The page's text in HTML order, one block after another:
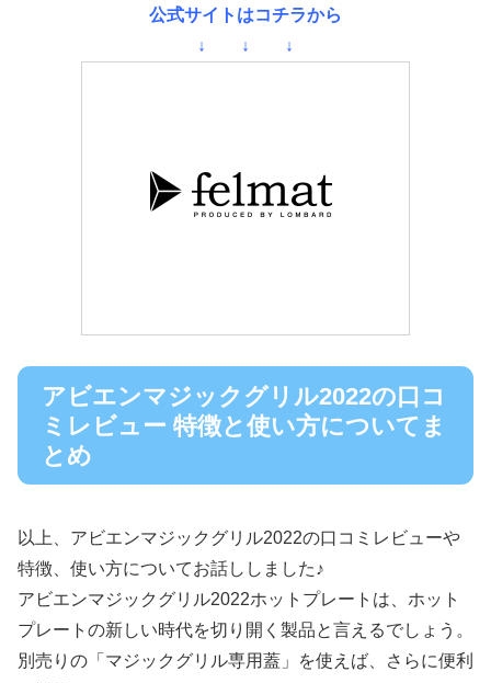
公式サイトはコチラから
↓ ↓ ↓
アビエンマジックグリル2022の口コ
ミレビュー 特徴と使い方についてま
とめ
以上、アビエンマジックグリル2022の口コミレビューや
特徴、使い方についてお話ししました♪
アビエンマジックグリル2022ホットプレートは、ホット
プレートの新しい時代を切り開く製品と言えるでしょう。
別売りの「マジックグリル専用蓋」を使えば、さらに便利